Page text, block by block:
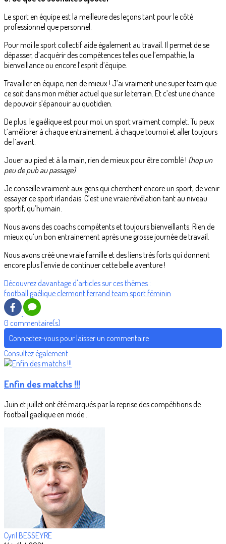
Le sport en équipe est la meilleure des leçons tant pour le côté
professionnel que personnel.
Pour moi le sport collectif aide également au travail. Il permet de se
dépasser, d’acquérir des compétences telles que l’empathie, la
bienveillance ou encore l’esprit d’équipe.
Travailler en équipe, rien de mieux ! J’ai vraiment une super team que
ce soit dans mon métier actuel que sur le terrain. Et c’est une chance
de pouvoir s’épanouir au quotidien.
De plus, le gaélique est pour moi, un sport vraiment complet. Tu peux
t’améliorer à chaque entrainement, à chaque tournoi et aller toujours
de l’avant.
Jouer au pied et à la main, rien de mieux pour être comblé ! (hop un
peu de pub au passage)
Je conseille vraiment aux gens qui cherchent encore un sport, de venir
essayer ce sport irlandais. C’est une vraie révélation tant au niveau
sportif, qu’humain.
Nous avons des coachs compétents et toujours bienveillants. Rien de
mieux qu’un bon entrainement après une grosse journée de travail.
Nous avons créé une vraie famille et des liens très forts qui donnent
encore plus l’envie de continuer cette belle aventure !
Découvrez davantage d'articles sur ces thèmes :
football gaélique clermont ferrand team sport féminin
0 commentaire(s)
Connectez-vous pour laisser un commentaire
Consultez également
Enfin des matchs !!!
Juin et juillet ont été marqués par la reprise des compétitions de
football gaelique en mode...
Cyril BESSEYRE